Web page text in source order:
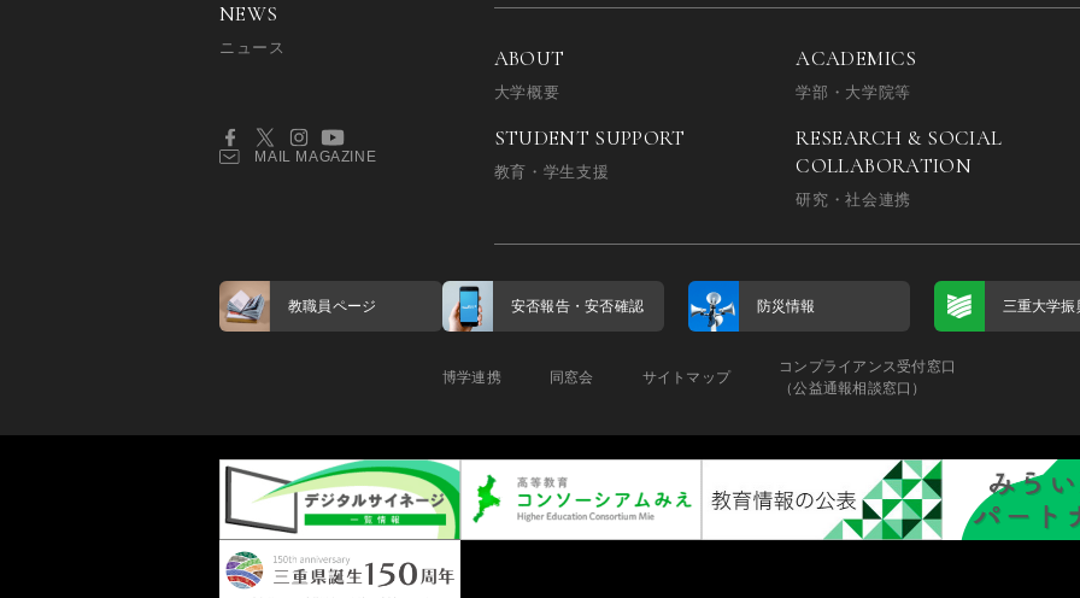
ABOUT
大学概要
ACADEMICS
学部・大学院等
STUDENT SUPPORT
教育・学生支援
RESEARCH & SOCIAL
COLLABORATION
研究・社会連携
NEWS
ニュース
MAIL MAGAZINE
教職員ページ 安否報告・安否確認 防災情報 三重大学振
博学連携 同窓会 サイトマップ
コンプライアンス受付窓口
（公益通報相談窓口）